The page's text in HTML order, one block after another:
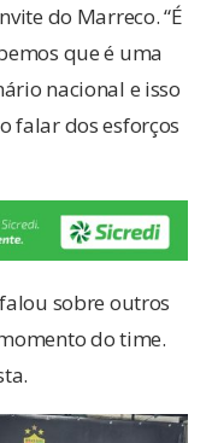
do Marreco. “É
que é uma
nacional e isso
falar dos esforços
sobre outros
do time.